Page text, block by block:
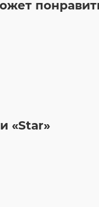
«Star»